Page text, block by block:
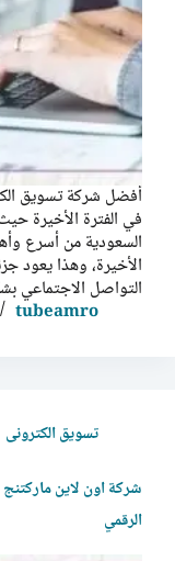
أفضل شركة تسويق
في الفترة الأخيرة
السعودية من أسرع
الأخيرة، وهذا يعود
التواصل الاجتماعي
tubeamro
تسويق الكترونى
شركة اون لاين
الرقمي